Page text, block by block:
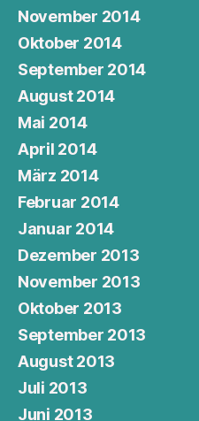
November 2014
Oktober 2014
September 2014
August 2014
Mai 2014
April 2014
März 2014
Februar 2014
Januar 2014
Dezember 2013
November 2013
Oktober 2013
September 2013
August 2013
Juli 2013
Juni 2013